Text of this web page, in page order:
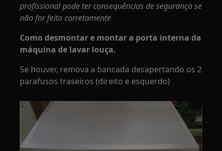
profissional pode ter consequências de segurança se
não for feito corretamente
Como desmontar e montar a porta interna da
máquina de lavar louça.
Se houver, remova a bancada desapertando os 2
parafusos traseiros (direito e esquerdo)